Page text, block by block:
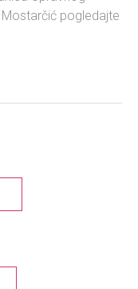
pogledajte